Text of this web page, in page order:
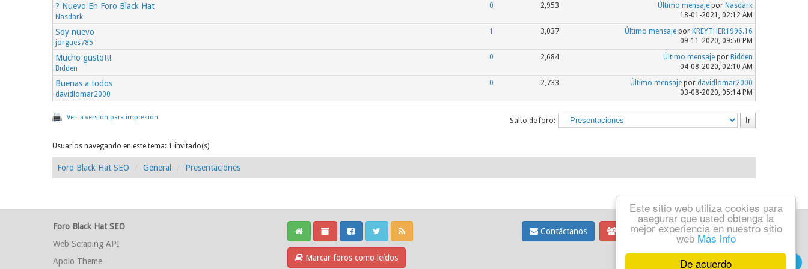
De acuerdo
Este sitio web utiliza cookies para
asegurar que usted obtenga la
mejor experiencia en nuestro sitio
web Más info
? Nuevo En Foro Black Hat
Nasdark
0 2,953 Último mensajepor Nasdark
18-01-2021, 02:12 AM
Soy nuevo
jorgues785
1 3,037 Último mensajepor KREYTHER1996.16
09-11-2020, 09:50 PM
Mucho gusto!!!
Bidden
0 2,684 Último mensajepor Bidden
04-08-2020, 02:10 AM
Buenas a todos
davidlomar2000
0 2,733 Último mensajepor davidlomar2000
03-08-2020, 05:14 PM
Ver la versión para impresión Salto de foro:
Usuarios navegando en este tema: 1 invitado(s)
Foro Black Hat SEO General Presentaciones
Foro Black Hat SEO
Web Scraping API
Apolo Theme
Marcar foros como leídos
Contáctanos Equipo del foro